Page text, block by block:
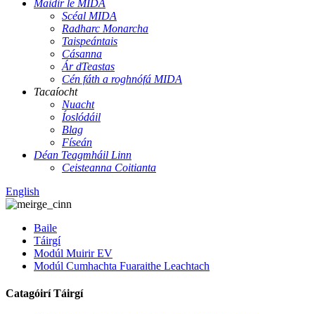
Maidir le MIDA
Scéal MIDA
Radharc Monarcha
Taispeántais
Cásanna
Ár dTeastas
Cén fáth a roghnófá MIDA
Tacaíocht
Nuacht
Íoslódáil
Blag
Físeán
Déan Teagmháil Linn
Ceisteanna Coitianta
English
Baile
Táirgí
Modúl Muirir EV
Modúl Cumhachta Fuaraithe Leachtach
Catagóirí Táirgí